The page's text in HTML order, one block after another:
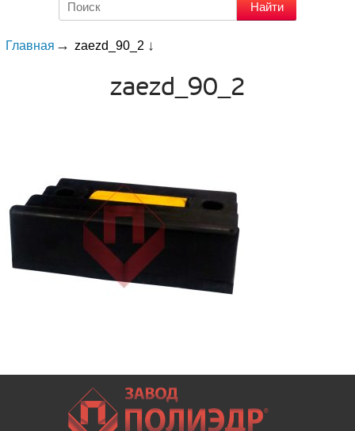
Главная zaezd_90_2
zaezd_90_2